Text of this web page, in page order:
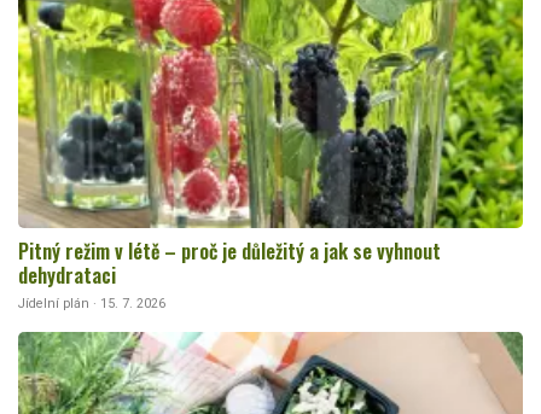
Pitný režim v létě – proč je důležitý a jak se vyhnout
dehydrataci
Jídelní plán · 15. 7. 2026